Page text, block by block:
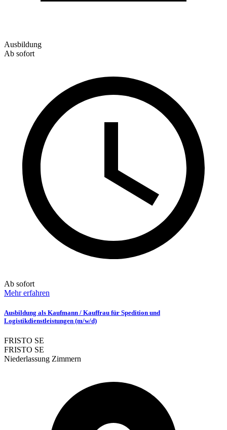
Ausbildung
Ab sofort
Ab sofort
Mehr erfahren
Ausbildung als Kaufmann / Kauffrau für Spedition und
Logistikdienstleistungen (m/w/d)
FRISTO SE
FRISTO SE
Niederlassung Zimmern